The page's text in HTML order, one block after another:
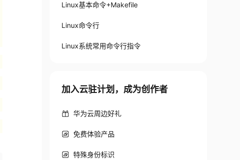
Linux基本命令+Makefile
Linux命令行
Linux系统常用命令行指令
加入云驻计划，成为创作者
华为云周边好礼
免费体验产品
特殊身份标识